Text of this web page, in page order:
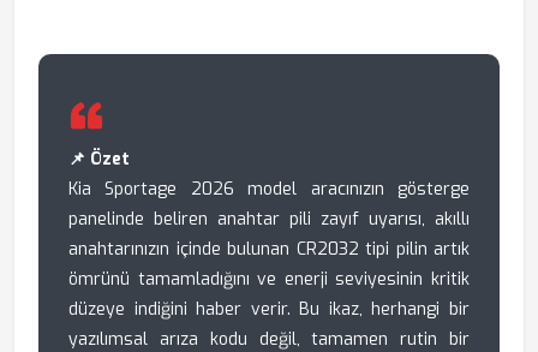
📌 Özet
Kia Sportage 2026 model aracınızın gösterge
panelinde beliren anahtar pili zayıf uyarısı, akıllı
anahtarınızın içinde bulunan CR2032 tipi pilin artık
ömrünü tamamladığını ve enerji seviyesinin kritik
düzeye indiğini haber verir. Bu ikaz, herhangi bir
yazılımsal arıza kodu değil, tamamen rutin bir